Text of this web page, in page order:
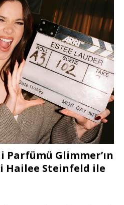
Parfümü Glimmer’ın
Hailee Steinfeld ile